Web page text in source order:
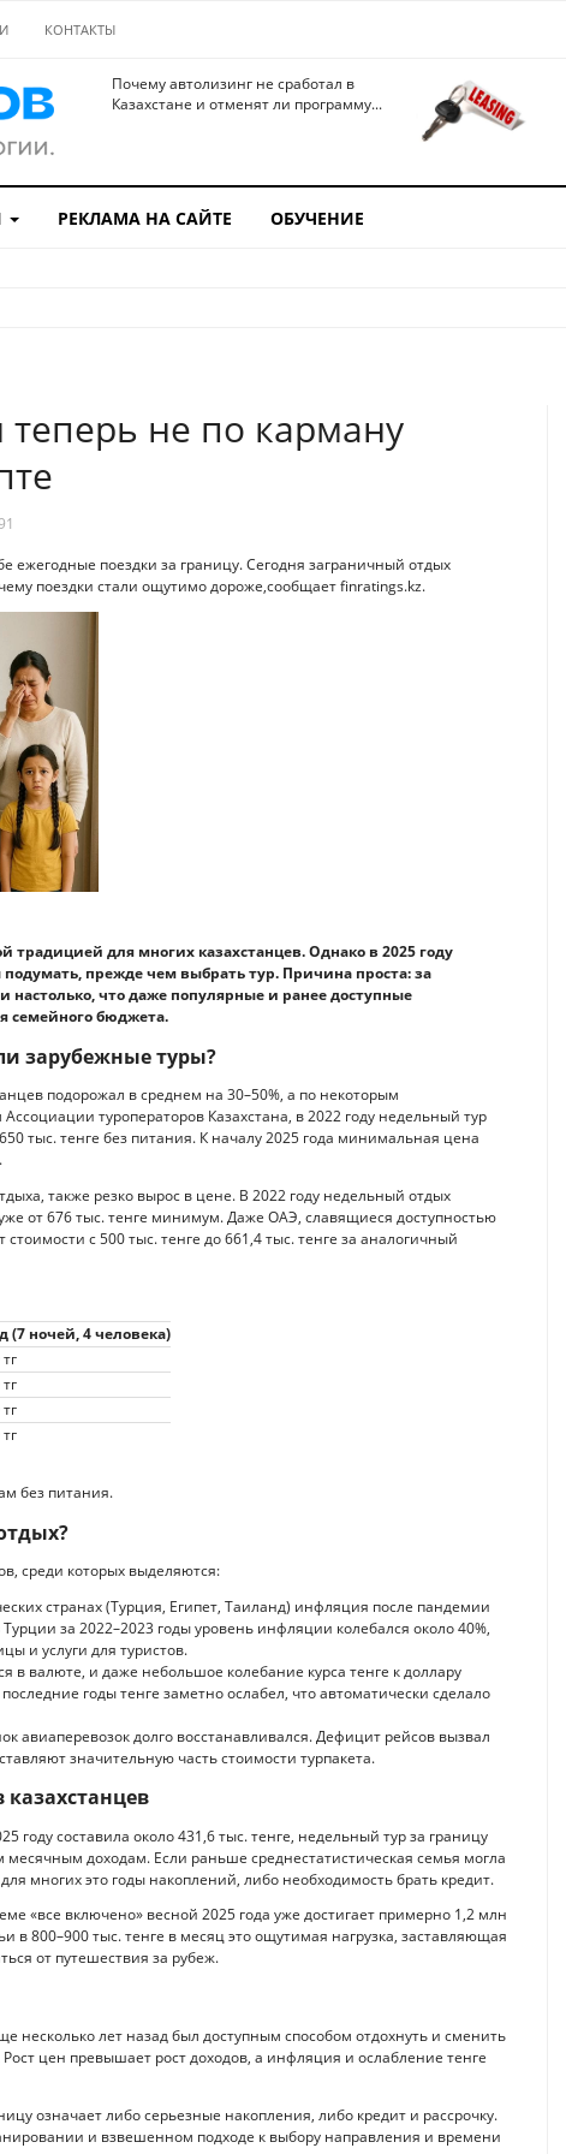
КОНТАКТЫ
Почему автолизинг не сработал в
Казахстане и отменят ли программу...
РЕКЛАМА НА САЙТЕ ОБУЧЕНИЕ
не по карману
ежегодные поездки за границу. Сегодня заграничный отдых
поездки стали ощутимо дороже,сообщает finratings.kz.
традицией для многих казахстанцев. Однако в 2025 году
прежде чем выбрать тур. Причина проста: за
что даже популярные и ранее доступные
семейного бюджета.
зарубежные туры?
подорожал в среднем на 30–50%, а по некоторым
туроператоров Казахстана, в 2022 году недельный тур
тыс. тенге без питания. К началу 2025 года минимальная цена
также резко вырос в цене. В 2022 году недельный отдых
от 676 тыс. тенге минимум. Даже ОАЭ, славящиеся доступностью
с 500 тыс. тенге до 661,4 тыс. тенге за аналогичный
(7 ночей, 4 человека)
без питания.
среди которых выделяются:
странах (Турция, Египет, Таиланд) инфляция после пандемии
за 2022–2023 годы уровень инфляции колебался около 40%,
и услуги для туристов.
в валюте, и даже небольшое колебание курса тенге к доллару
годы тенге заметно ослабел, что автоматически сделало
авиаперевозок долго восстанавливался. Дефицит рейсов вызвал
значительную часть стоимости турпакета.
году составила около 431,6 тыс. тенге, недельный тур за границу
доходам. Если раньше среднестатистическая семья могла
многих это годы накоплений, либо необходимость брать кредит.
«все включено» весной 2025 года уже достигает примерно 1,2 млн
в 800–900 тыс. тенге в месяц это ощутимая нагрузка, заставляющая
от путешествия за рубеж.
несколько лет назад был доступным способом отдохнуть и сменить
цен превышает рост доходов, а инфляция и ослабление тенге
означает либо серьезные накопления, либо кредит и рассрочку.
и взвешенном подходе к выбору направления и времени